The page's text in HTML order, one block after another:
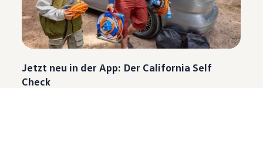
Jetzt neu in der App: Der California Self
Check